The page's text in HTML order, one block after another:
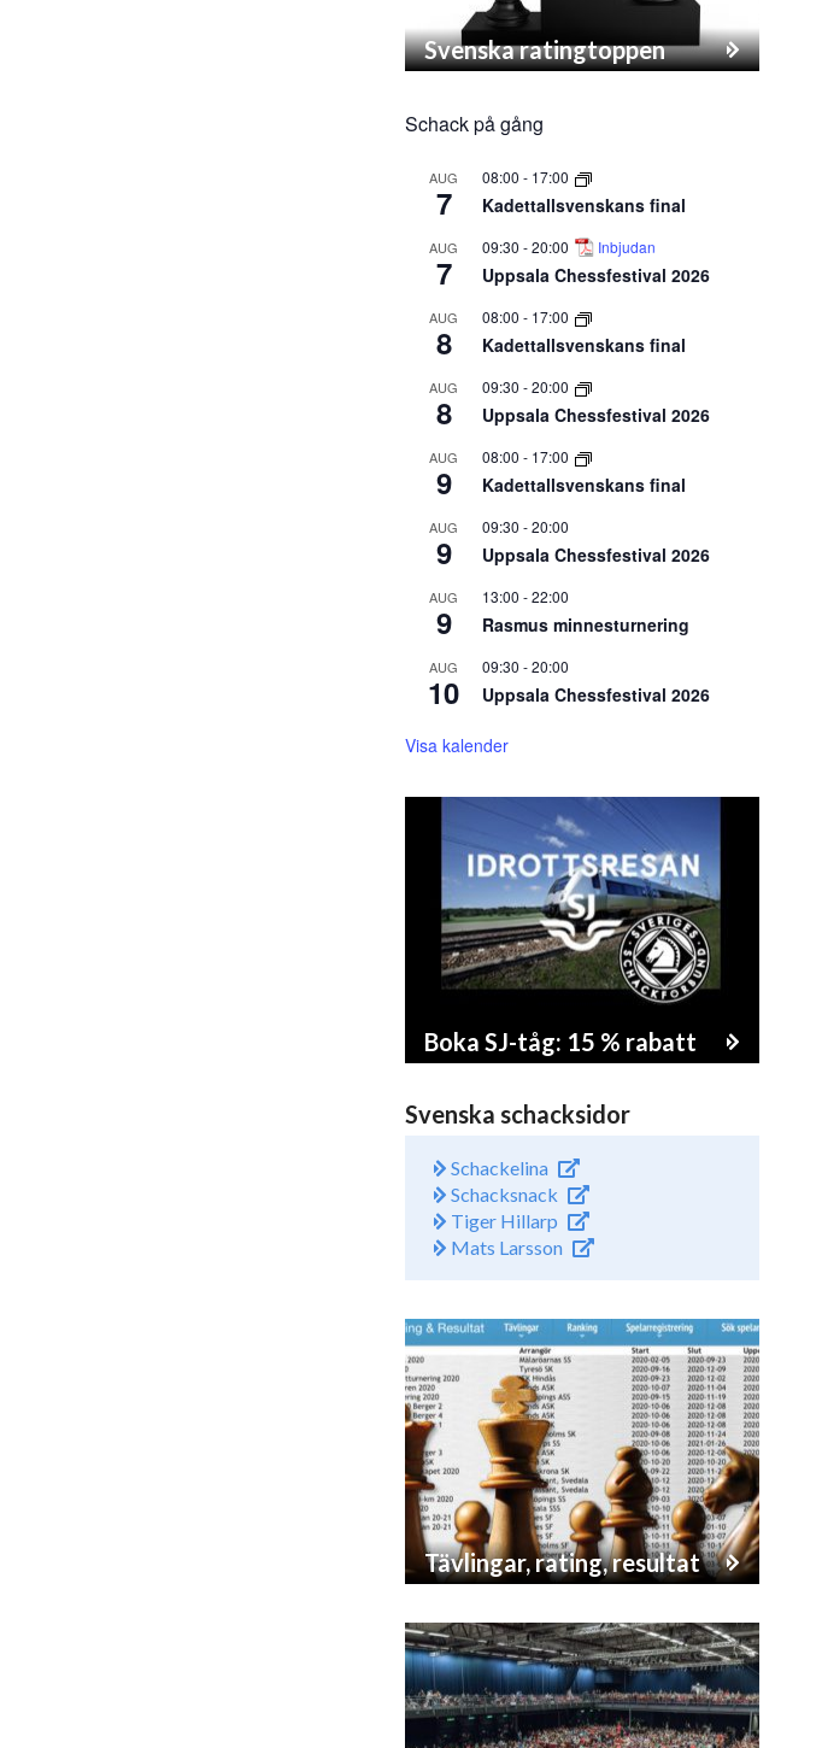
Svenska ratingtoppen
Schack på gång
AUG
7
08:00 - 17:00
Kadettallsvenskans final
AUG
7
09:30 -20:00 Inbjudan
Uppsala Chessfestival 2026
AUG
8
08:00 - 17:00
Kadettallsvenskans final
AUG
8
09:30 -20:00
Uppsala Chessfestival 2026
AUG
9
08:00 - 17:00
Kadettallsvenskans final
AUG
9
09:30 -20:00
Uppsala Chessfestival 2026
AUG
9
13:00 -22:00
Rasmus minnesturnering
AUG
10
09:30 -20:00
Uppsala Chessfestival 2026
Visa kalender
Boka SJ-tåg: 15 % rabatt
Svenska schacksidor
Schackelina
Schacksnack
Tiger Hillarp
Mats Larsson
Tävlingar, rating, resultat